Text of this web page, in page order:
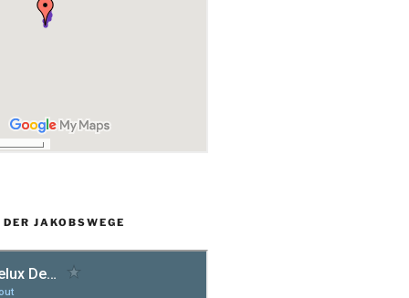
JAKOBSWEGE